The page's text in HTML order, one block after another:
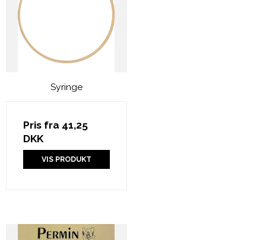
Syringe
Pris fra 41,25
DKK
VIS PRODUKT